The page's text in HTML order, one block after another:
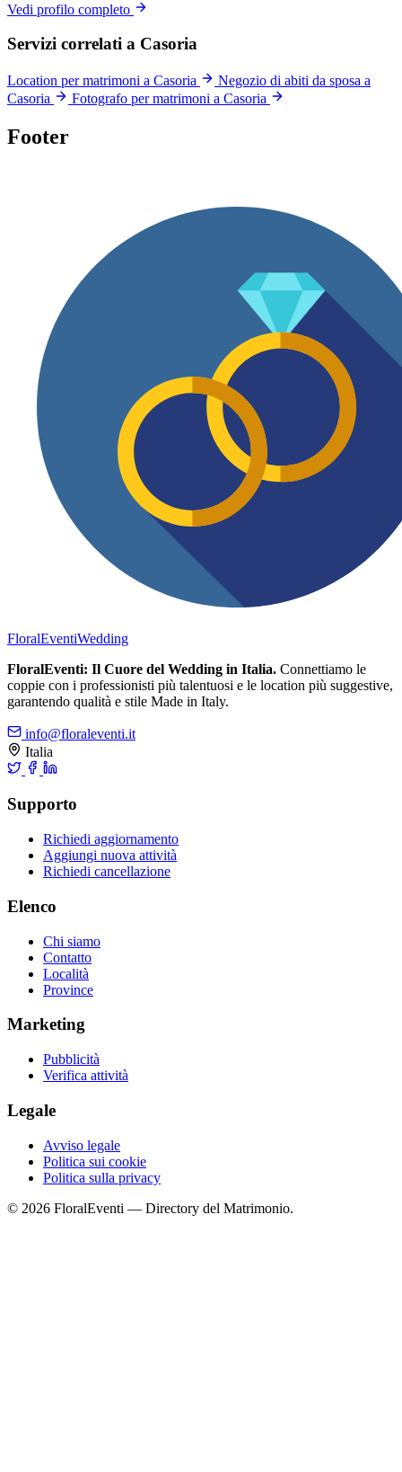
Vedi profilo completo
Servizi correlati a Casoria
Location per matrimoni a Casoria
Negozio di abiti da sposa a
Casoria
Fotografo per matrimoni a Casoria
Footer
FloralEventiWedding
FloralEventi: Il Cuore del Wedding in Italia. Connettiamo le
coppie con i professionisti più talentuosi e le location più suggestive,
garantendo qualità e stile Made in Italy.
info@floraleventi.it
Italia
Supporto
Richiedi aggiornamento
Aggiungi nuova attività
Richiedi cancellazione
Elenco
Chi siamo
Contatto
Località
Province
Marketing
Pubblicità
Verifica attività
Legale
Avviso legale
Politica sui cookie
Politica sulla privacy
© 2026 FloralEventi — Directory del Matrimonio.